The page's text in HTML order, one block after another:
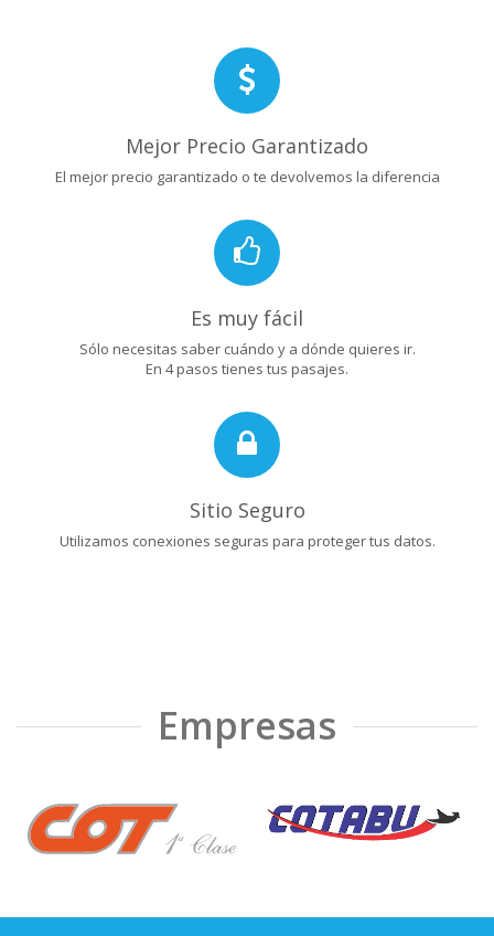
Mejor Precio Garantizado
El mejor precio garantizado o te devolvemos la diferencia
Es muy fácil
Sólo necesitas saber cuándo y a dónde quieres ir.
En 4 pasos tienes tus pasajes.
Sitio Seguro
Utilizamos conexiones seguras para proteger tus datos.
Empresas
❮ ❯